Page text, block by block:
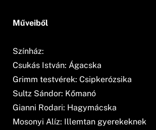
Műveiből
Színház:
Csukás István: Ágacska
Grimm testvérek: Csipkerózsika
Sultz Sándor: Kőmanó
Gianni Rodari: Hagymácska
Mosonyi Alíz: Illemtan gyerekeknek